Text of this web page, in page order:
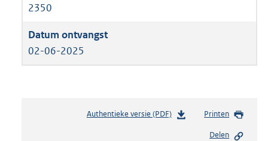
2350
02-06-2025
Authentieke versie (PDF)b
Printen
Delen